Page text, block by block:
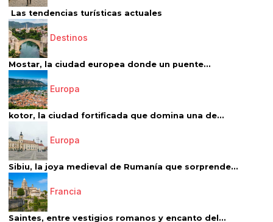
Las tendencias turísticas actuales
Destinos
Mostar, la ciudad europea donde un puente...
Europa
kotor, la ciudad fortificada que domina una de...
Europa
Sibiu, la joya medieval de Rumanía que sorprende...
Francia
Saintes, entre vestigios romanos y encanto del...